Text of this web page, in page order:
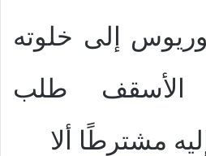
إلى خلوته
الأسقف طلب
مشترطًا ألا